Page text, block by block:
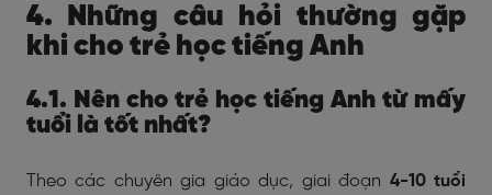
4. Những câu hỏi thường gặp
khi cho trẻ học tiếng Anh
4.1. Nên cho trẻ học tiếng Anh từ mấy
tuổi là tốt nhất?
Theo các chuyên gia giáo dục, giai đoạn 4-10 tuổi